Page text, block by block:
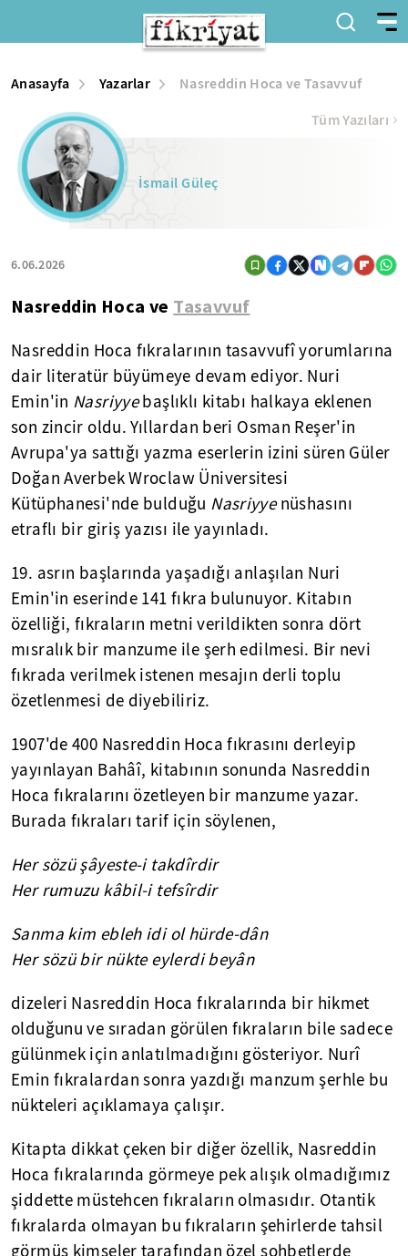
Anasayfa Yazarlar Nasreddin Hoca ve Tasavvuf
İsmail Güleç
6.06.2026
Tüm Yazıları
Nasreddin Hoca ve Tasavvuf
Nasreddin Hoca fıkralarının tasavvufî yorumlarına
dair literatür büyümeye devam ediyor. Nuri
Emin'in Nasriyyebaşlıklı kitabı halkaya eklenen
son zincir oldu. Yıllardan beri Osman Reşer'in
Avrupa'ya sattığı yazma eserlerin izini süren Güler
Doğan Averbek Wroclaw Üniversitesi
Kütüphanesi'nde bulduğu Nasriyyenüshasını
etraflı bir giriş yazısı ile yayınladı.
19. asrın başlarında yaşadığı anlaşılan Nuri
Emin'in eserinde 141 fıkra bulunuyor. Kitabın
özelliği, fıkraların metni verildikten sonra dört
mısralık bir manzume ile şerh edilmesi. Bir nevi
fıkrada verilmek istenen mesajın derli toplu
özetlenmesi de diyebiliriz.
1907'de 400 Nasreddin Hoca fıkrasını derleyip
yayınlayan Bahâî, kitabının sonunda Nasreddin
Hoca fıkralarını özetleyen bir manzume yazar.
Burada fıkraları tarif için söylenen,
Her sözü şâyeste-i takdîrdir
Her rumuzu kâbil-i tefsîrdir
Sanma kim ebleh idi ol hürde-dân
Her sözü bir nükte eylerdi beyân
dizeleri Nasreddin Hoca fıkralarında bir hikmet
olduğunu ve sıradan görülen fıkraların bile sadece
gülünmek için anlatılmadığını gösteriyor. Nurî
Emin fıkralardan sonra yazdığı manzum şerhle bu
nükteleri açıklamaya çalışır.
Kitapta dikkat çeken bir diğer özellik, Nasreddin
Hoca fıkralarında görmeye pek alışık olmadığımız
şiddette müstehcen fıkraların olmasıdır. Otantik
fıkralarda olmayan bu fıkraların şehirlerde tahsil
görmüş kimseler tarafından özel sohbetlerde